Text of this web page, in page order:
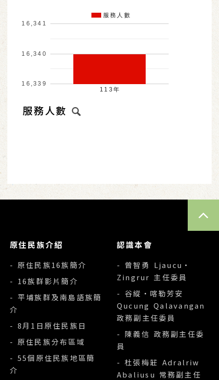
服務人數
113年
16,339
16,340
16,341
服務人數
原住民族介紹
- 原住民族16族簡介
- 16族群影片簡介
- 平埔族群及南島語族簡
介
- 8月1日原住民族日
- 原住民族分布區域
- 55個原住民族地區簡
介
認識本會
- 曾智勇 Ljaucu‧
Zingrur 主任委員
- 谷縱‧喀勒芳安
Qucung Qalavangan
政務副主任委員
- 陳義信 政務副主任委
員
- 杜張梅莊 Adralriw
Abaliusu 常務副主任